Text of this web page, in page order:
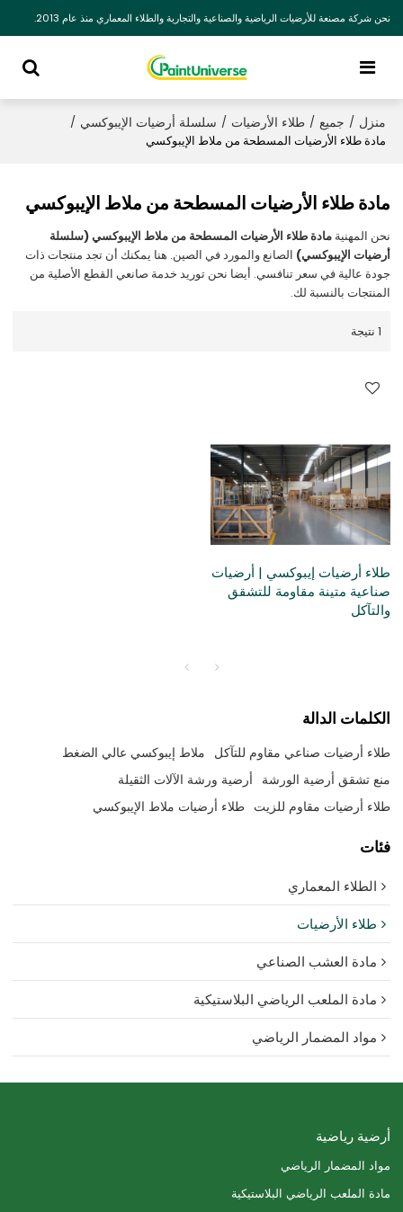
نحن شركة مصنعة للأرضيات الرياضية والصناعية والتجارية والطلاء المعماري منذ عام 2013.
منزل / جميع / طلاء الأرضيات / سلسلة أرضيات الإيبوكسي /
مادة طلاء الأرضيات المسطحة من ملاط الإيبوكسي
مادة طلاء الأرضيات المسطحة من ملاط الإيبوكسي
نحن المهنيةمادة طلاء الأرضيات المسطحة من ملاط الإيبوكسي (سلسلة
أرضيات الإيبوكسي) الصانع والمورد في الصين. هنا يمكنك أن تجد منتجات ذات
جودة عالية في سعر تنافسي. أيضا نحن توريد خدمة صانعي القطع الأصلية من
المنتجات بالنسبة لك.
1 نتيجة
طلاء أرضيات إيبوكسي | أرضيات
صناعية متينة مقاومة للتشقق
والتآكل
الكلمات الدالة
طلاء أرضيات صناعي مقاوم للتآكل ملاط إيبوكسي عالي الضغط
منع تشقق أرضية الورشة أرضية ورشة الآلات الثقيلة
طلاء أرضيات مقاوم للزيت طلاء أرضيات ملاط الإيبوكسي
فئات
الطلاء المعماري
طلاء الأرضيات
مادة العشب الصناعي
مادة الملعب الرياضي البلاستيكية
مواد المضمار الرياضي
أرضية رياضية
مواد المضمار الرياضي
مادة الملعب الرياضي البلاستيكية